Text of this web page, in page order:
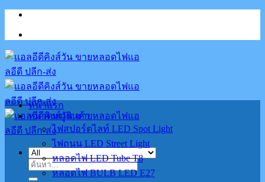
Skip
content
ค้นหา:
หน้าแรก
หมวดหมู่สินค้า
ไฟสปอร์ตไลท์ LED Spot Light
ไฟถนน LED Street Light
หลอดไฟ LED Tube T8
หลอดไฟ BULB LED E27